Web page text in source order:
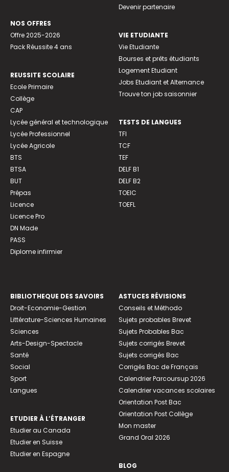
NOS OFFRES
Offre 2025-2026
Pack Réussite 4 ans
REUSSITE SCOLAIRE
Ecole Primaire
Collège
CAP
Lycée général et technologique
Lycée Professionnel
Lycée Agricole
BTS
BTSA
BUT
Prépas
Licence
Licence Pro
DN Made
PASS
Diplome infirmier
Devenir partenaire
VIE ETUDIANTE
Vie Etudiante
Bourses et prêts étudiants
Logement Etudiant
Jobs Etudiant et Alternance
Trouve ton job saisonnier
TESTS DE LANGUES
TFI
TCF
TEF
DELF B1
DELF B2
TOEIC
TOEFL
BIBLIOTHEQUE DES SAVOIRS
Droit-Economie-Gestion
Littérature-Sciences Humaines
Sciences
Arts-Design-Spectacle
Santé
Social
Sport
Langues
ETUDIER À L’ÉTRANGER
Etudier au Canada
Etudier en Suisse
Etudier en Espagne
ASTUCES RÉVISIONS
Conseils et Méthodo
Sujets probables Brevet
Sujets Probables Bac
Sujets corrigés Brevet
Sujets corrigés Bac
Corrigés Bac de Français
Calendrier Parcoursup 2026
Calendrier vacances scolaires
Orientation Post Bac
Orientation Post Collège
Mon master
Grand Oral 2026
BLOG